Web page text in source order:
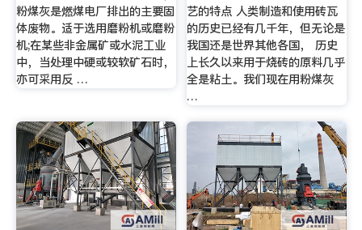
粉煤灰是燃煤电厂排出的主要固
体废物。适于选用磨粉机或磨粉
机;在某些非金属矿或水泥工业
中，当处理中硬或较软矿石时，
亦可采用反 …
艺的特点 人类制造和使用砖瓦
的历史已经有几千年，但无论是
我国还是世界其他各国， 历史
上长久以来用于烧砖的原料几乎
全是粘土。我们现在用粉煤灰
…